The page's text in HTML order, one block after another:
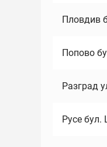
Пловдив
Попово
Разград
Русе бул.